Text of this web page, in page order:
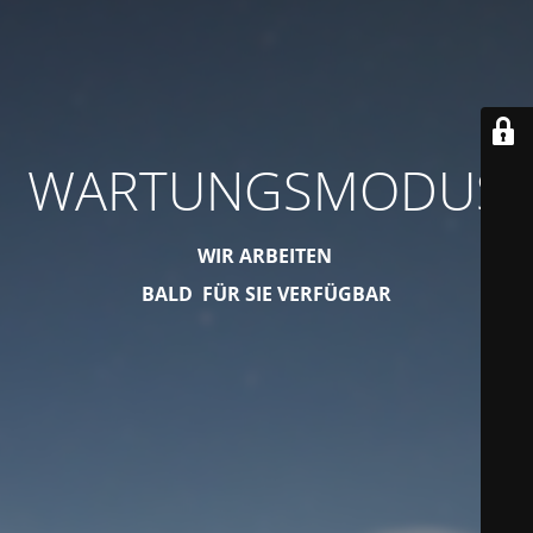
WARTUNGSMODUS
WIR ARBEITEN
BALD FÜR SIE VERFÜGBAR